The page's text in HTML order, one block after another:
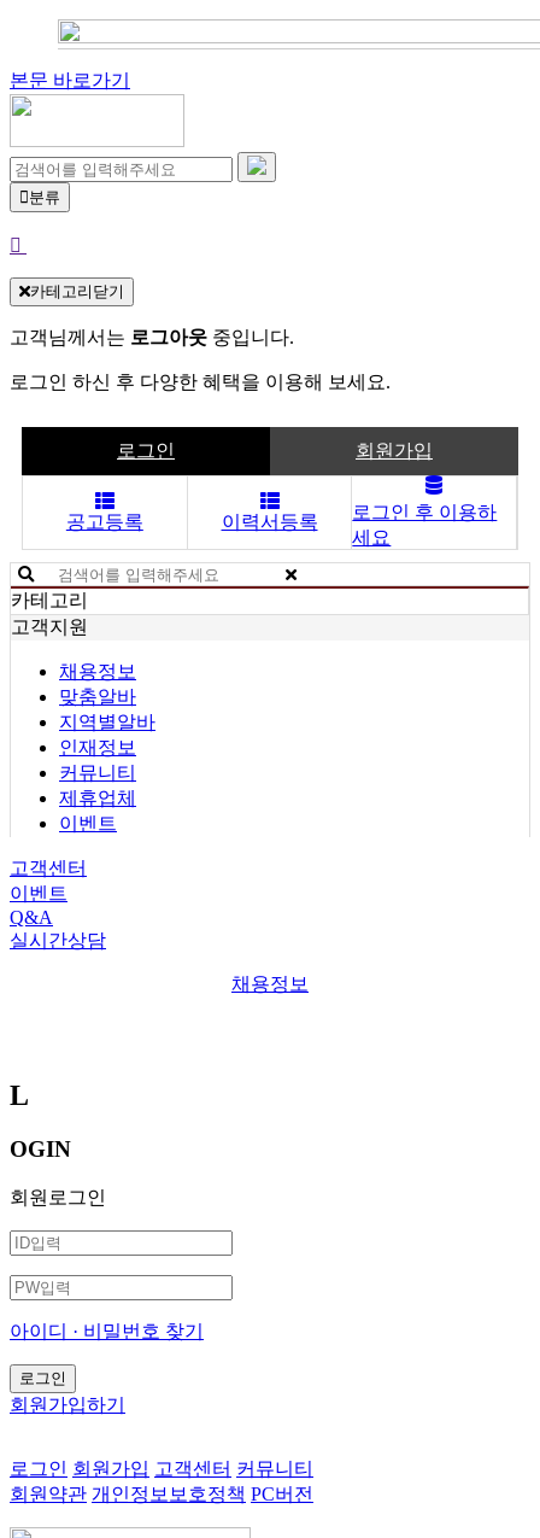
본문 바로가기
분류
카테고리닫기
고객님께서는 로그아웃 중입니다.
로그인 하신 후 다양한 혜택을 이용해 보세요.
로그인 회원가입
공고등록 이력서등록
로그인 후 이용하
세요
카테고리
고객지원
채용정보
맞춤알바
지역별알바
인재정보
커뮤니티
제휴업체
이벤트
고객센터
이벤트
Q&A
실시간상담
채용정보
L
OGIN
회원로그인
아이디 · 비밀번호 찾기
회원가입하기
로그인 회원가입 고객센터 커뮤니티
회원약관 개인정보보호정책 PC버전